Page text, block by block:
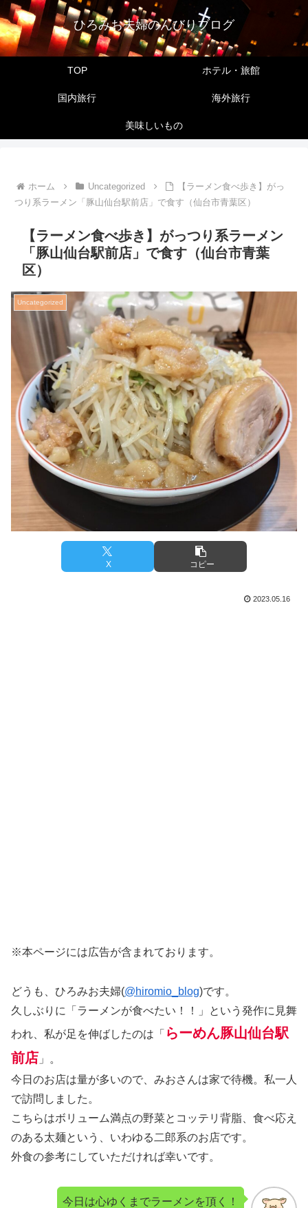
ひろみお夫婦のんびりブログ
TOP ホテル・旅館
国内旅行 海外旅行
美味しいもの
ホーム Uncategorized
【ラーメン食べ歩き】がっ
つり系ラーメン「豚山仙台駅前店」で食す（仙台市青葉区）
【ラーメン食べ歩き】がっつり系ラーメン
「豚山仙台駅前店」で食す（仙台市青葉
区）
Uncategorized
X コピー
2023.05.16
※本ページには広告が含まれております。
どうも、ひろみお夫婦(@hiromio_blog)です。
久しぶりに「ラーメンが食べたい！！」という発作に見舞
われ、私が足を伸ばしたのは「 らーめん豚山仙台駅
前店 」。
今日のお店は量が多いので、みおさんは家で待機。私一人
で訪問しました。
こちらはボリューム満点の野菜とコッテリ背脂、食べ応え
のある太麺という、いわゆる二郎系のお店です。
外食の参考にしていただければ幸いです。
今日は心ゆくまでラーメンを頂く！